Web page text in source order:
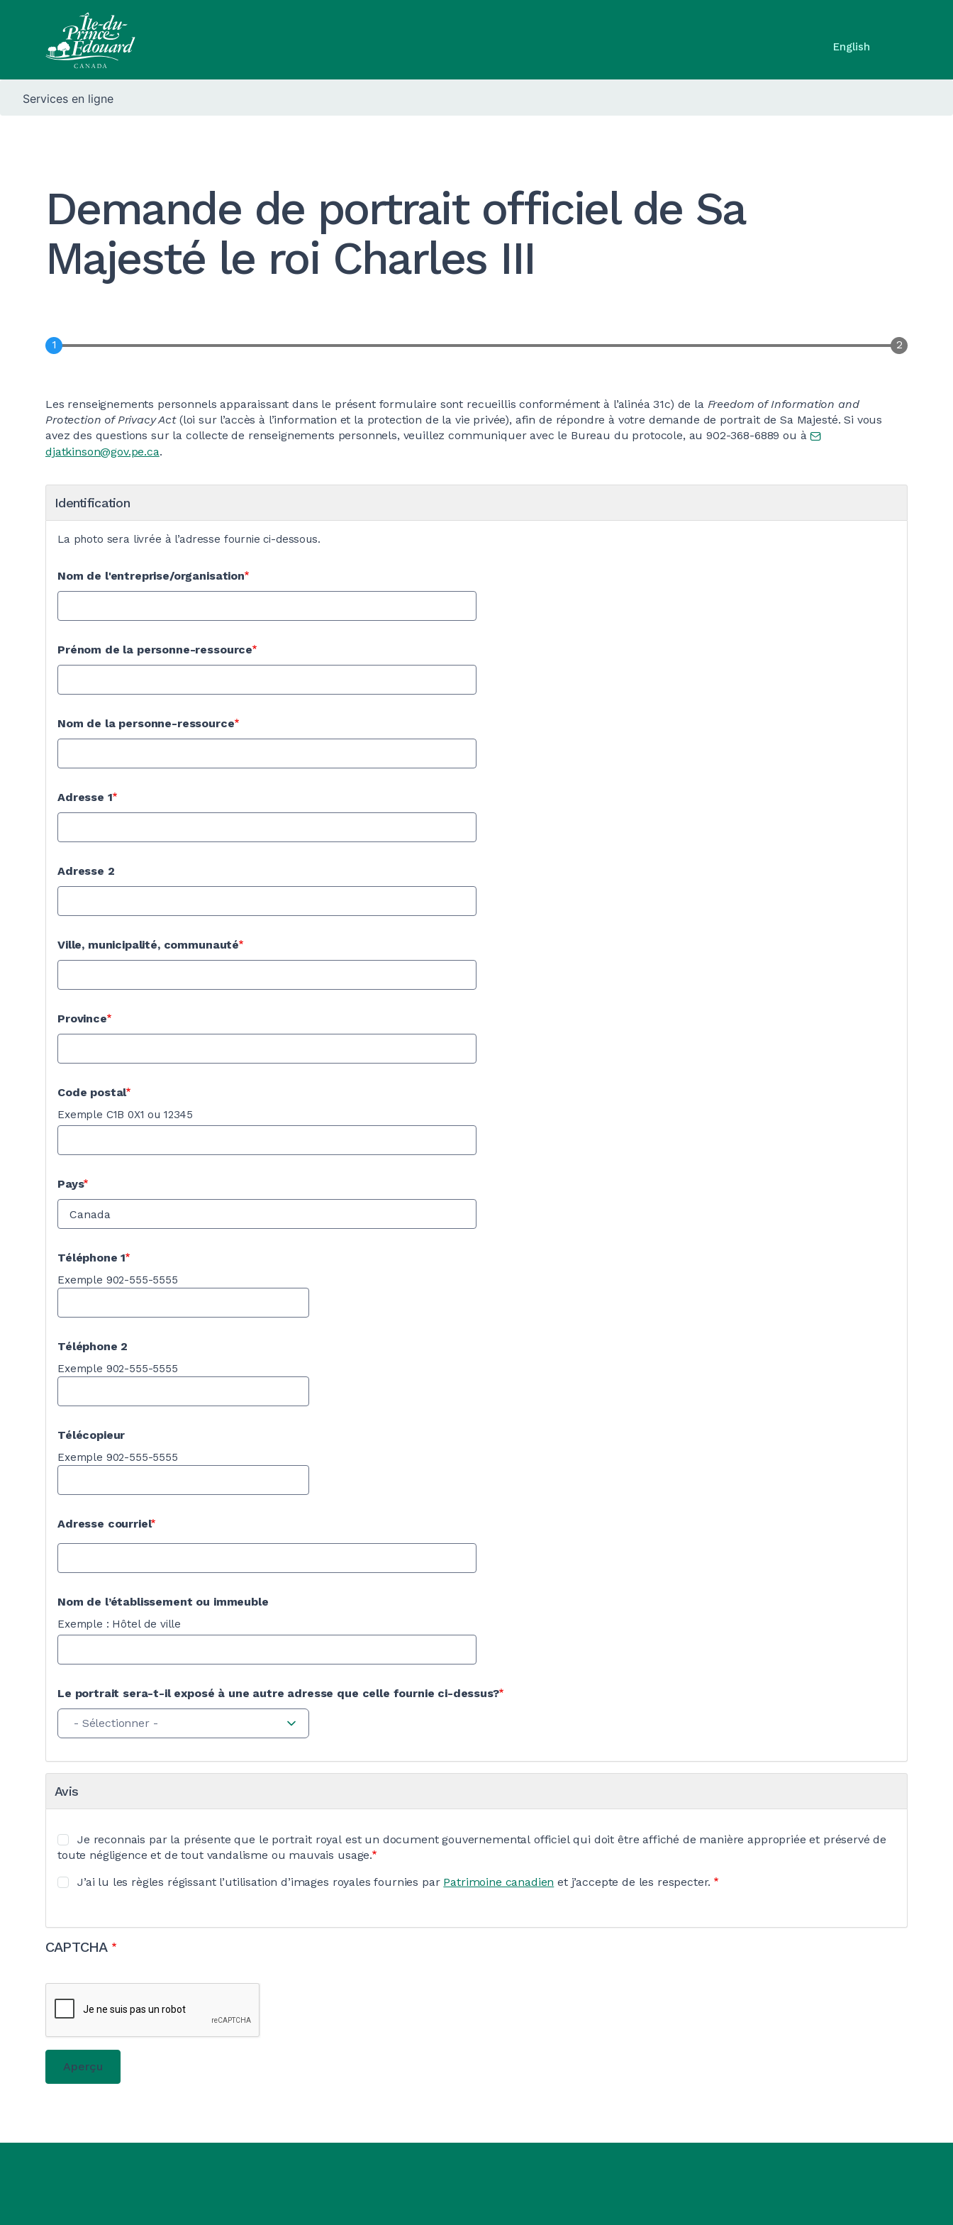
English
Services en ligne
Demande de portrait officiel de Sa
Majesté le roi Charles III
Les renseignements personnels apparaissant dans le présent formulaire sont recueillis conformément à l’alinéa 31c) de la Freedom of Information and
Protection of Privacy Act(loi sur l’accès à l’information et la protection de la vie privée), afin de répondre à votre demande de portrait de Sa Majesté. Si vous
avez des questions sur la collecte de renseignements personnels, veuillez communiquer avec le Bureau du protocole, au 902-368-6889 ou à
djatkinson@gov.pe.ca.
Identification
La photo sera livrée à l’adresse fournie ci-dessous.
Nom de l'entreprise/organisation
Prénom de la personne-ressource
Nom de la personne-ressource
Adresse 1
Adresse 2
Ville, municipalité, communauté
Province
Code postal
Exemple C1B 0X1 ou 12345
Pays
Téléphone 1
Exemple 902-555-5555
Téléphone 2
Exemple 902-555-5555
Télécopieur
Exemple 902-555-5555
Adresse courriel
Nom de l’établissement ou immeuble
Exemple : Hôtel de ville
Le portrait sera-t-il exposé à une autre adresse que celle fournie ci-dessus?
- Sélectionner -
Avis
Je reconnais par la présente que le portrait royal est un document gouvernemental officiel qui doit être affiché de manière appropriée et préservé de
toute négligence et de tout vandalisme ou mauvais usage.
J’ai lu les règles régissant l’utilisation d’images royales fournies par Patrimoine canadien et j’accepte de les respecter.
CAPTCHA